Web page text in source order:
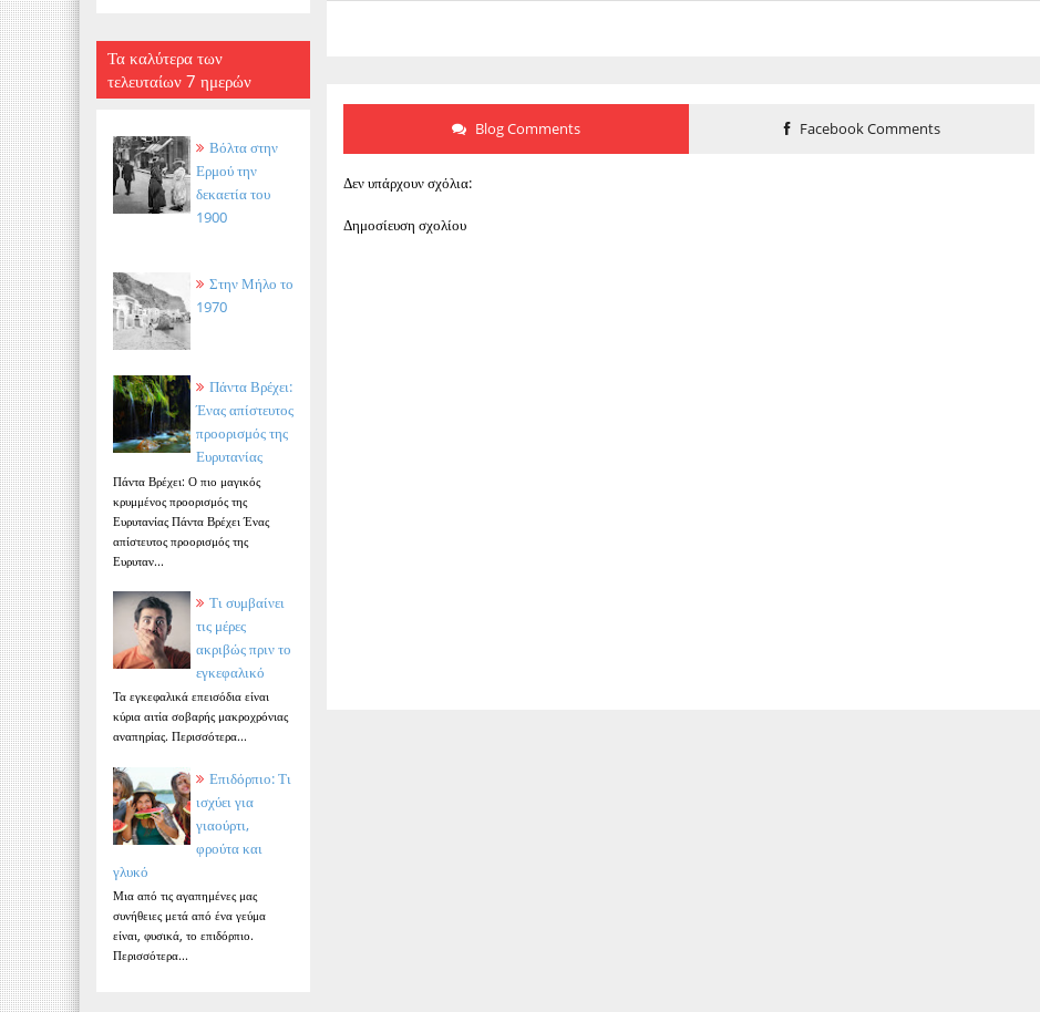
Τα καλύτερα των
τελευταίων 7 ημερών
Βόλτα στην
Ερμού την
δεκαετία του
1900
Στην Μήλο το
1970
Πάντα Βρέχει:
Ένας απίστευτος
προορισμός της
Ευρυτανίας
Πάντα Βρέχει: Ο πιο μαγικός
κρυμμένος προορισμός της
Ευρυτανίας Πάντα Βρέχει Ένας
απίστευτος προορισμός της
Ευρυταν...
Τι συμβαίνει
τις μέρες
ακριβώς πριν το
εγκεφαλικό
Τα εγκεφαλικά επεισόδια είναι
κύρια αιτία σοβαρής μακροχρόνιας
αναπηρίας. Περισσότερα...
Επιδόρπιο: Τι
ισχύει για
γιαούρτι,
φρούτα και
γλυκό
Μια από τις αγαπημένες μας
συνήθειες μετά από ένα γεύμα
είναι, φυσικά, το επιδόρπιο.
Περισσότερα...
Blog Comments Facebook Comments
Δεν υπάρχουν σχόλια:
Δημοσίευση σχολίου